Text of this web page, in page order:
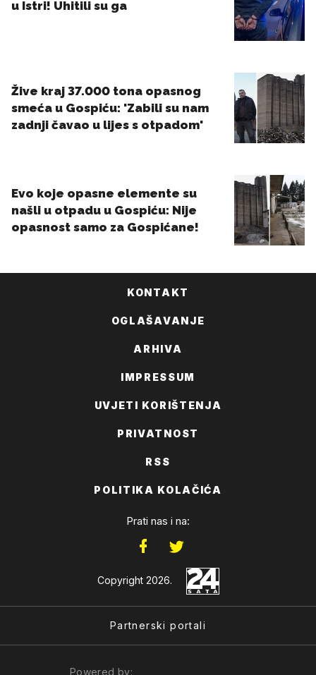
KONTAKT
OGLAŠAVANJE
ARHIVA
IMPRESSUM
UVJETI KORIŠTENJA
PRIVATNOST
RSS
POLITIKA KOLAČIĆA
Prati nas i na:
Copyright 2026.
Partnerski portali
Powered by: